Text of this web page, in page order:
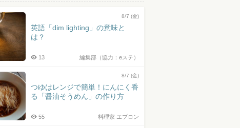
8/7 (金)
英語「dim lighting」の意味と
は？
編集部（協力：eステ）
13
8/7 (金)
つゆはレンジで簡単！にんにく香
る「醤油そうめん」の作り方
料理家 エプロン
55